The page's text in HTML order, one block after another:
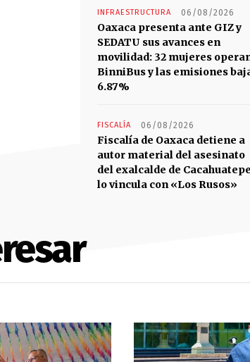
INFRAESTRUCTURA 06/08/2026
Oaxaca presenta ante GIZ y
SEDATU sus avances en
movilidad: 32 mujeres
BinniBus y las emisiones
6.87%
FISCALÍA 06/08/2026
Fiscalía de Oaxaca detiene a
autor material del asesinato
del exalcalde de
lo vincula con «Los Rusos»